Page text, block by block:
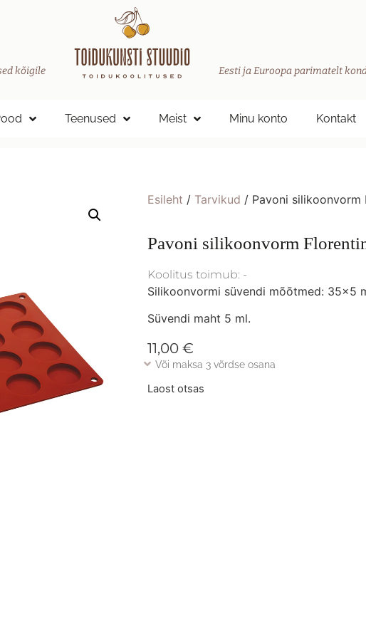
kõigile Eesti ja Euroopa parimatelt
Teenused Meist Minu konto Kontakt
Esileht / Tarvikud / Pavoni silikoonvorm
Pavoni silikoonvorm
Koolitus toimub: -
Silikoonvormi süvendi mõõtmed: 35×5
Süvendi maht 5 ml.
11,00 €
Või maksa 3 võrdse osana
Laost otsas